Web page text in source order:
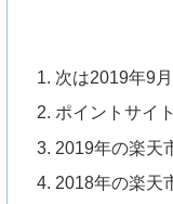
次は2019年9
ポイントサイ
2019年の楽天
2018年の楽天